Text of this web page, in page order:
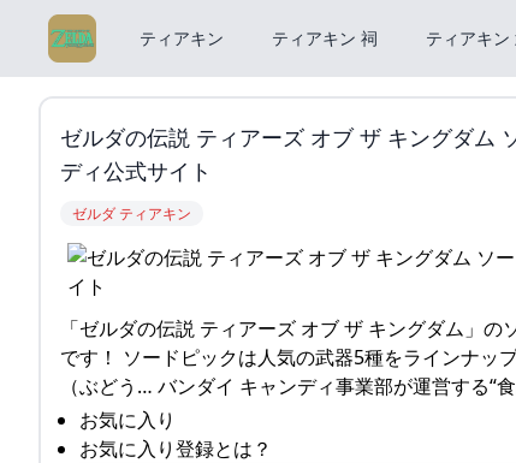
ティアキン ティアキン 祠 ティアキン
ゼルダの伝説 ティアーズ オブ ザ キングダム
ディ公式サイト
ゼルダ ティアキン
「ゼルダの伝説 ティアーズ オブ ザ キングダム」
です！ ソードピックは人気の武器5種をラインナッ
（ぶどう… バンダイ キャンディ事業部が運営する“
お気に入り
お気に入り登録とは？